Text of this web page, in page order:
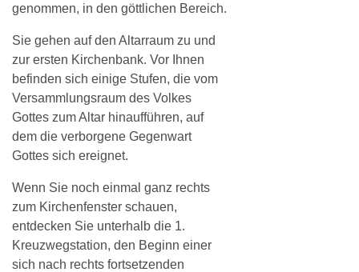
genommen, in den göttlichen Bereich.
Sie gehen auf den Altarraum zu und
zur ersten Kirchenbank. Vor Ihnen
befinden sich einige Stufen, die vom
Versammlungsraum des Volkes
Gottes zum Altar hinaufführen, auf
dem die verborgene Gegenwart
Gottes sich ereignet.
Wenn Sie noch einmal ganz rechts
zum Kirchenfenster schauen,
entdecken Sie unterhalb die 1.
Kreuzwegstation, den Beginn einer
sich nach rechts fortsetzenden